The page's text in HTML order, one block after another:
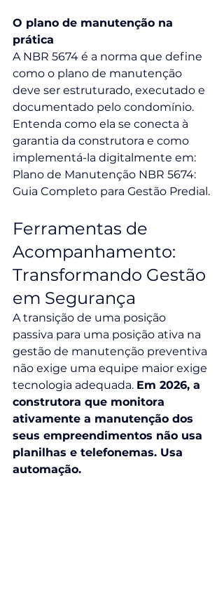
O plano de manutenção na
prática
A NBR 5674 é a norma que define
como o plano de manutenção
deve ser estruturado, executado e
documentado pelo condomínio.
Entenda como ela se conecta à
garantia da construtora e como
implementá-la digitalmente em:
Plano de Manutenção NBR 5674:
Guia Completo para Gestão Predial.
Ferramentas de
Acompanhamento:
Transformando Gestão
em Segurança
A transição de uma posição
passiva para uma posição ativa na
gestão de manutenção preventiva
não exige uma equipe maior exige
tecnologia adequada. Em 2026, a
construtora que monitora
ativamente a manutenção dos
seus empreendimentos não usa
planilhas e telefonemas. Usa
automação.